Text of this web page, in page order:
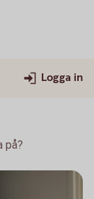
Logga in
på?